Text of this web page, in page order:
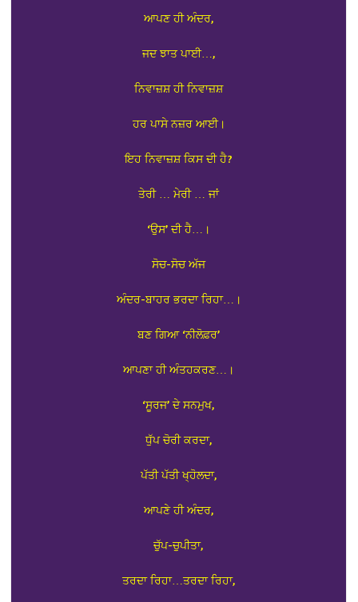
ਆਪਣ ਹੀ ਅੰਦਰ,
ਜਦ ਝਾਤ ਪਾਈ…,
ਨਿਵਾਜ਼ਸ਼ ਹੀ ਨਿਵਾਜ਼ਸ਼
ਹਰ ਪਾਸੇ ਨਜ਼ਰ ਆਈ।
ਇਹ ਨਿਵਾਜ਼ਸ਼ ਕਿਸ ਦੀ ਹੈ?
ਤੇਰੀ … ਮੇਰੀ … ਜਾਂ
‘ਉਸ’ ਦੀ ਹੈ…।
ਸੋਚ-ਸੋਚ ਅੱਜ
ਅੰਦਰ-ਬਾਹਰ ਭਰਦਾ ਰਿਹਾ…।
ਬਣ ਗਿਆ ‘ਨੀਲੋਫ਼ਰ’
ਆਪਣਾ ਹੀ ਅੰਤਹਕਰਣ…।
‘ਸੂਰਜ’ ਦੇ ਸਨਮੁਖ,
ਧੁੱਪ ਚੋਰੀ ਕਰਦਾ,
ਪੱਤੀ ਪੱਤੀ ਖ੍ਹੋਲਦਾ,
ਆਪਣੇ ਹੀ ਅੰਦਰ,
ਚੁੱਪ-ਚੁਪੀਤਾ,
ਤਰਦਾ ਰਿਹਾ…ਤਰਦਾ ਰਿਹਾ,